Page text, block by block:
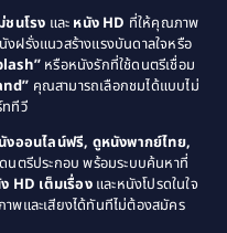
พ้นวัย(1)
(3)
(1)
(289)
1978
1975
1970
1968
1963
นโรง และ หนัง HD ที่ให้คุณภาพ
ฝรั่งแนวสร้างแรงบันดาลใจหรือ
หรือหนังรักที่ใช้ดนตรีเชื่อม
คุณสามารถเลือกชมได้แบบไม่
ทีวี
งออนไลน์ฟรี, ดูหนังพากย์ไทย,
นตรีประกอบ พร้อมระบบค้นหาที่
HD เต็มเรื่องและหนังโปรดในใจ
พและเสียงได้ทันทีไม่ต้องสมัคร